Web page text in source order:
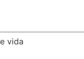
vida